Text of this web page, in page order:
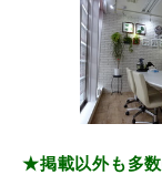
★掲載以外も多